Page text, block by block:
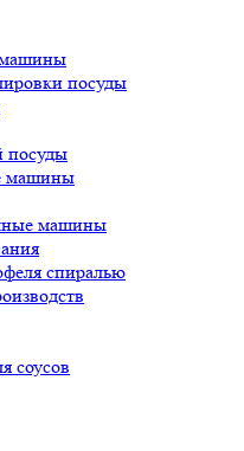
машины
посуды
посуды
машины
машины
спиралью
соусов